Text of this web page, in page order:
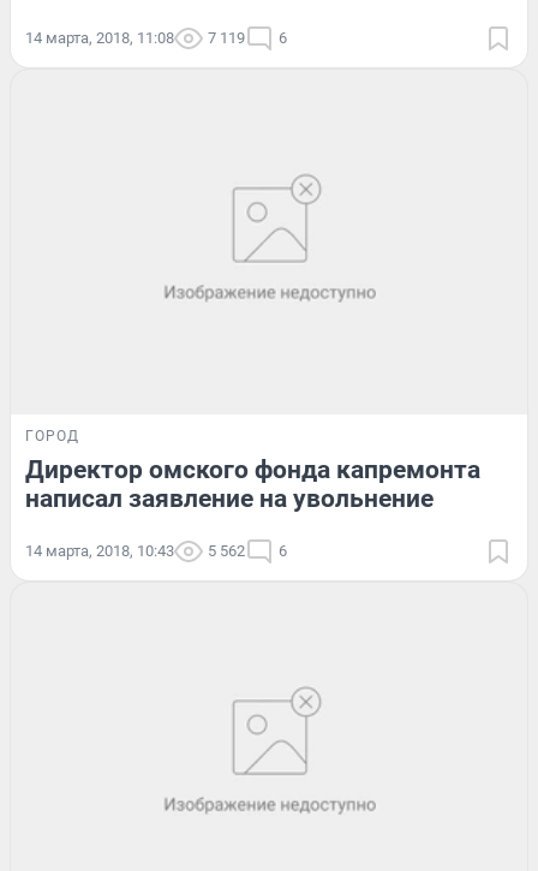
14 марта, 2018, 11:08 7 119 6
ГОРОД
Директор омского фонда капремонта
написал заявление на увольнение
14 марта, 2018, 10:43 5 562 6